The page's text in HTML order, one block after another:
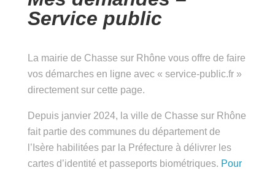
Service public
La mairie de Chasse sur Rhône vous offre de
faire vos démarches en ligne avec « service-
public.fr » directement sur cette page.
Depuis janvier 2024, la ville de Chasse sur Rhône
fait partie des communes du département de
l’Isère habilitées par la Préfecture à délivrer les
cartes d’identité et passeports biométriques.Pour